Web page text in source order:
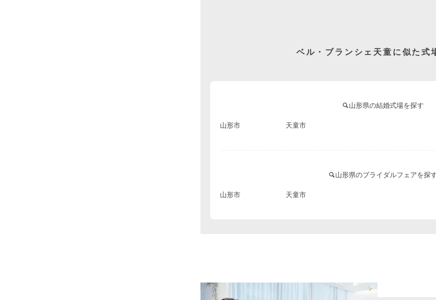
ベル・ブランシェ天童に似た式
山形県の結婚式場を探す
山形市 天童市
山形県のブライダルフェアを探
山形市 天童市